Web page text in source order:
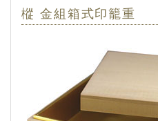
樅 金組箱式印籠重